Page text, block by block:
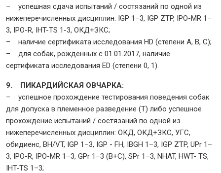
– успешная сдача испытаний / состязаний по одной из
нижеперечисленных дисциплин: IGP 1–3, IGP ZTP, IPO-MR 1–
3, IPO-R, IHT-TS 1-3, ОКД+ЗКС;
– наличие сертификата исследования HD (степени A, B, C);
– для собак, рожденных с 01.01.2017, наличие
сертификата исследования ED (степени 0, 1).
9. ПИКАРДИЙСКАЯ ОВЧАРКА:
– успешное прохождение тестирования поведения собак
для допуска в племенное разведение (Т) либо успешное
прохождение испытаний / состязаний по одной из
нижеперечисленных дисциплин: ОКД, ОКД+ЗКС, УГС,
обидиенс, BH/VT, IGP 1–3, IGP - FH, IBGH 1–3, IGP ZTP, UPr 1–
3, IPO-R, IPO-MR 1–3, GPr 1–3 (B+C), SPr 1–3, NHAT, HWT- TS,
IHT-TS 1–3;